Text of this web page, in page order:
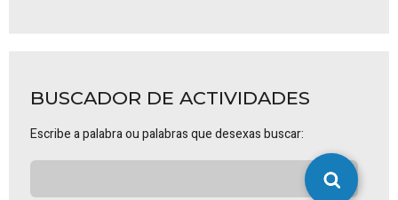
BUSCADOR DE ACTIVIDADES
Escribe a palabra ou palabras que desexas buscar: